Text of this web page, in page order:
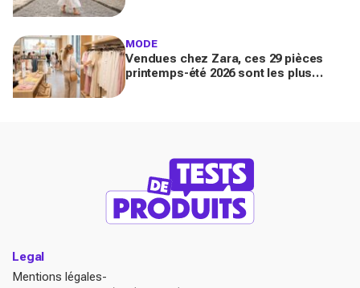
MODE
Vendues chez Zara, ces 29 pièces
printemps-été 2026 sont les plus
Legal
Mentions légales